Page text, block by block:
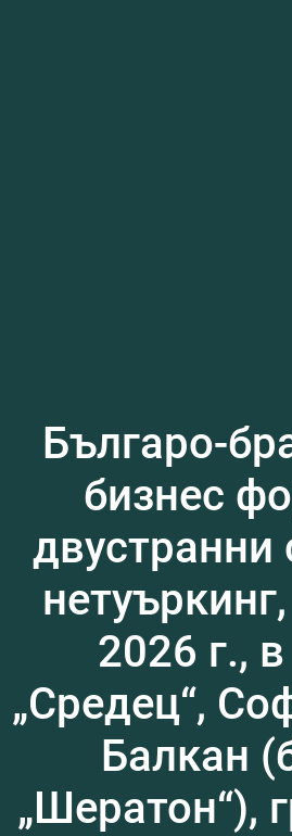
Българо-
бизнес
2026 г.,
„Средец“,
Балкан
„Шератон“),